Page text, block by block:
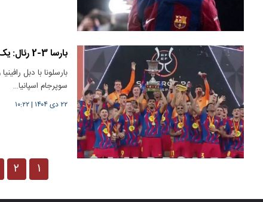
بارسا 3-2 رئال: یک قهرمانی جنون‌آمیز
بارسلونا با دبل
سوپرجام اسپانیا…
۲۲ دی ۱۴۰۴ |۱۰:۲۲
۱ ۲